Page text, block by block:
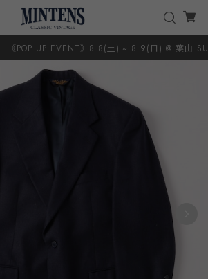
《POP UP EVENT》8.8(土) ~ 8.9(日) @ 葉山